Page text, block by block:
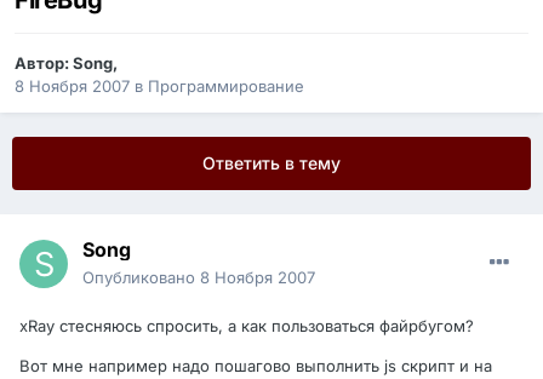
Автор:Song,
8 Ноября 2007 в Программирование
Ответить в тему
Song
Опубликовано 8 Ноября 2007
xRay стесняюсь спросить, а как пользоваться файрбугом?
Вот мне например надо пошагово выполнить js скрипт и на